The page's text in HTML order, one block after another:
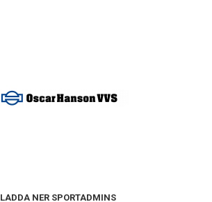
LADDA NER SPORTADMINS